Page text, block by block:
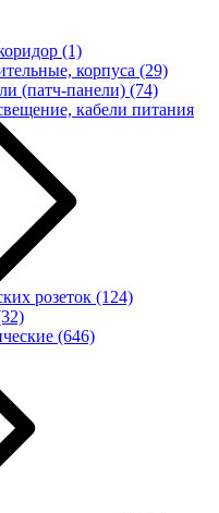
(1)
корпуса (29)
(патч-панели) (74)
кабели питания
розеток (124)
(646)